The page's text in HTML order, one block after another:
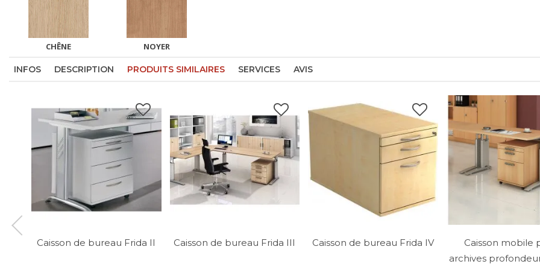
CHÊNE NOYER
INFOS DESCRIPTION PRODUITS SIMILAIRES SERVICES AVIS
Caisson de bureau Frida II Caisson de bureau Frida III Caisson de bureau Frida IV
Caisson mobile
archives